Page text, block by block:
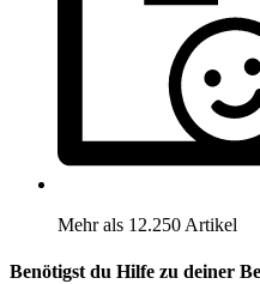
Mehr als 12.250 Artikel
Benötigst du Hilfe zu deiner